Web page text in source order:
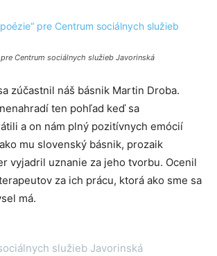
Centrum sociálnych služieb Javorinská
zúčastnil náš básnik Martin Droba.
ten pohľad keď sa
a on nám plný pozitívnych emócií
mu slovenský básnik, prozaik
vyjadril uznanie za jeho tvorbu. Ocenil
za ich prácu, ktorá ako sme sa
má.
služieb Javorinská